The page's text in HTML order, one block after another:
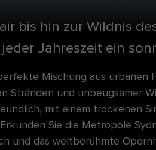
bis hin zur Wildnis
Jahreszeit ein
Mischung aus urbanen
Stränden und unbeugsamer
mit einem trockenen
Sie die Metropole
und das weltberühmte